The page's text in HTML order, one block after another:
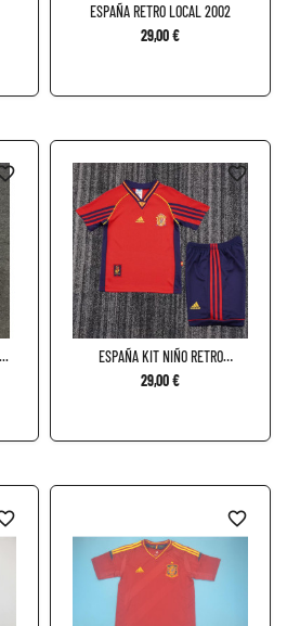
ESPAÑA RETRO LOCAL 2002
29,00 €
ESPAÑA KIT NIÑO RETRO
LOCAL...
29,00 €
favorite_border
favorite_border